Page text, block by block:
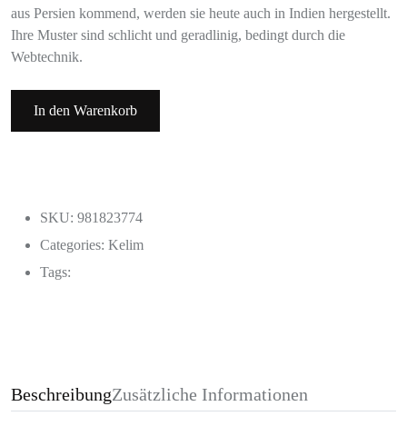
aus Persien kommend, werden sie heute auch in Indien hergestellt.
Ihre Muster sind schlicht und geradlinig, bedingt durch die
Webtechnik.
In den Warenkorb
SKU: 981823774
Categories: Kelim
Tags:
BeschreibungZusätzliche Informationen